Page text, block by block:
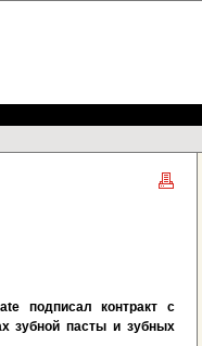
подписал контракт с
зубной пасты и зубных